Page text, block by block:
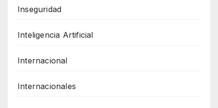
Inseguridad
Inteligencia Artificial
Internacional
Internacionales